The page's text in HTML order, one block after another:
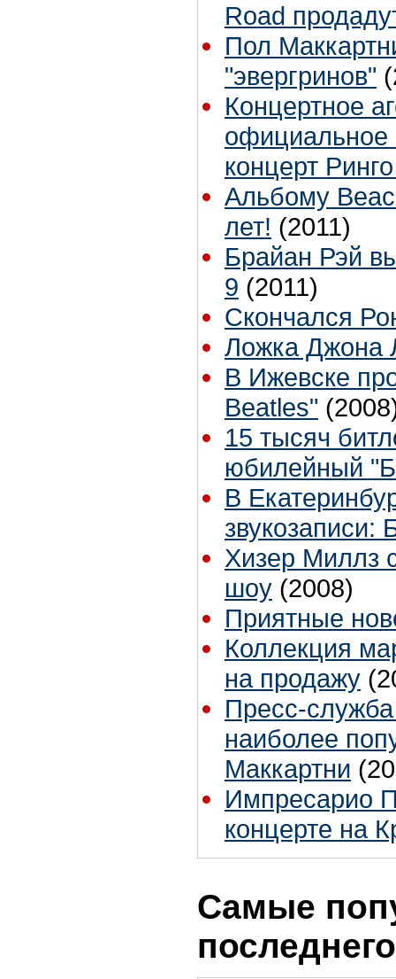
Road
Пол
"эвергринов"
Концертное
официальное
концерт
Альбому
лет! (2011)
Брайан Рэй
9 (2011)
Скончался
Ложка Джона
В Ижевске
Beatles"
15 тысяч
юбилейный
В
звукозаписи:
Хизер Миллз
шоу (2008)
Приятные
Коллекция
на продажу
Пресс-
наиболее
Маккартни
Импресарио
концерте на
Самые